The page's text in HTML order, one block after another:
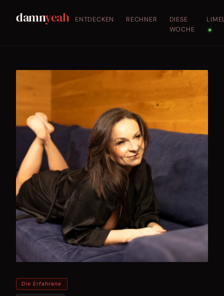
damnyeah ENTDECKEN RECHNER
DIESE
WOCHE
●
Die Erfahrene